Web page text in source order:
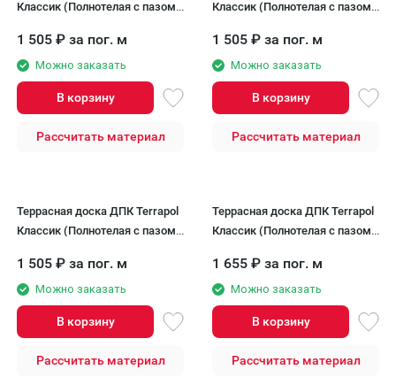
Классик (Полнотелая с пазом)
1 505 ₽ за пог. м
Можно заказать
В корзину
Рассчитать материал
Классик (Полнотелая с пазом)
1 505 ₽ за пог. м
Можно заказать
В корзину
Рассчитать материал
Террасная доска ДПК Terrapol
Классик (Полнотелая с пазом)
1 505 ₽ за пог. м
Можно заказать
В корзину
Рассчитать материал
Террасная доска ДПК Terrapol
Классик (Полнотелая с пазом)
1 655 ₽ за пог. м
Можно заказать
В корзину
Рассчитать материал